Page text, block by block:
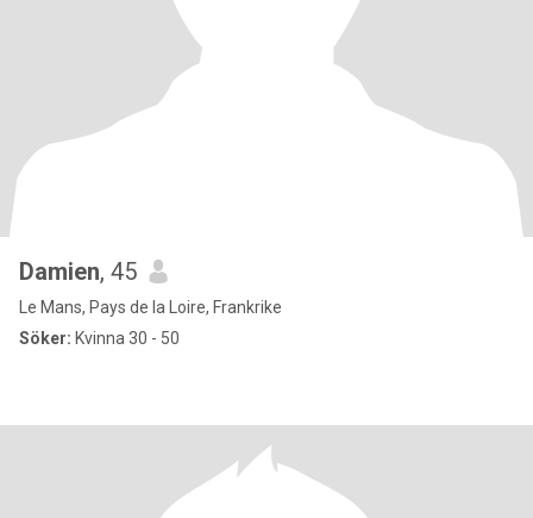
Damien, 45
Le Mans, Pays de la Loire, Frankrike
Söker: Kvinna 30 - 50